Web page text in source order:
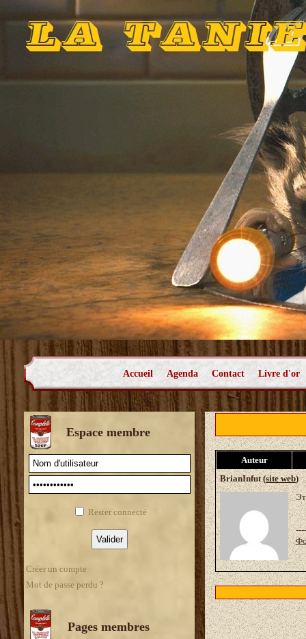
Accueil Agenda Contact Livre d'or
Espace membre
Rester connecté
Créer un compte
Mot de passe perdu ?
Pages membres
Auteur
BrianInfut (site web)